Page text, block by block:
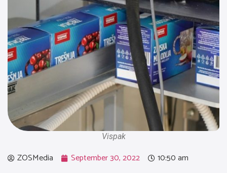
Vispak
ZOSMedia September 30, 2022 10:50 am